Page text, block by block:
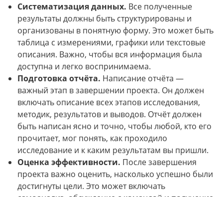
Систематизация данных. Все полученные
результаты должны быть структурированы и
организованы в понятную форму. Это может быть
таблица с измерениями, графики или текстовые
описания. Важно, чтобы вся информация была
доступна и легко воспринимаема.
Подготовка отчёта. Написание отчёта —
важный этап в завершении проекта. Он должен
включать описание всех этапов исследования,
методик, результатов и выводов. Отчёт должен
быть написан ясно и точно, чтобы любой, кто его
прочитает, мог понять, как проходило
исследование и к каким результатам вы пришли.
Оценка эффективности. После завершения
проекта важно оценить, насколько успешно были
достигнуты цели. Это может включать